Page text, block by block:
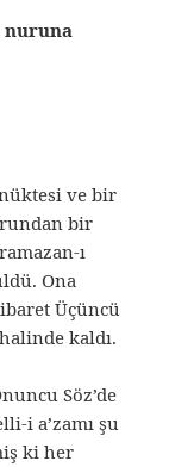
nuruna
bir
ı
Ona
Üçüncü
kaldı.
Söz’de
i a’zamı şu
ki her